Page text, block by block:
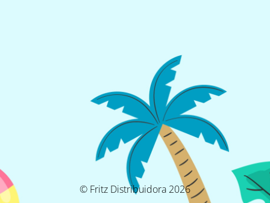
© Fritz Distribuidora 2026